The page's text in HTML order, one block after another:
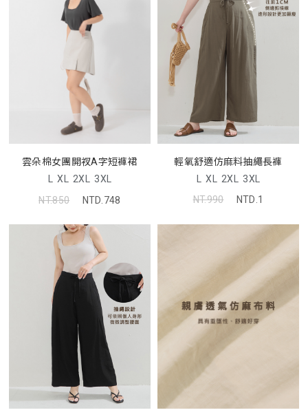
雲朵棉女團開衩A字短褲裙
L XL 2XL 3XL
NT.850
NTD.748
輕氧舒適仿麻料抽繩長褲
L XL 2XL 3XL
NT.990
NTD.1